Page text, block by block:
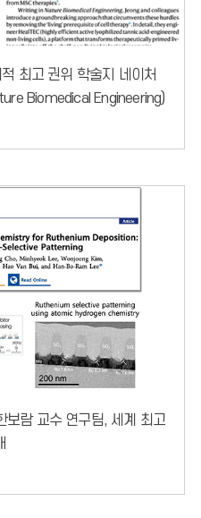
최고 권위 학술지 네이처
Biomedical Engineering)
보람 교수 연구팀, 세계 최고